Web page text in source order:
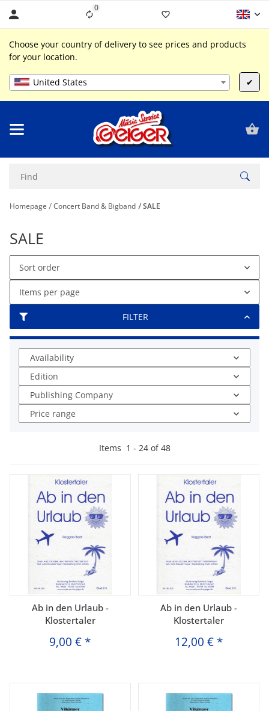
0Liste ist leer
Choose your country of delivery to see prices and products
for your location.
United States ✔
Homepage Concert Band & Bigband SALE
SALE
FILTER
Sort order
Items per page
Availability
Edition
Publishing Company
Price range
Items 1 - 24of48
Ab in den Urlaub -
Klostertaler
9,00 € *
Ab in den Urlaub -
Klostertaler
12,00 € *